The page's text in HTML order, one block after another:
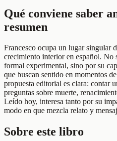
Qué conviene saber
resumen
Francesco ocupa un lugar singular
crecimiento interior en español. No
formal experimental, sino por su
que buscan sentido en momentos
propuesta editorial es clara: contar
preguntas sobre muerte,
Leído hoy, interesa tanto por su
modo en que mezcla relato y
Sobre este libro